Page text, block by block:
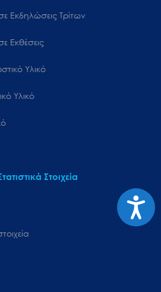
Εκδηλώσεις Τρίτων
Εκθέσεις
Υλικό
Υλικό
Στοιχεία